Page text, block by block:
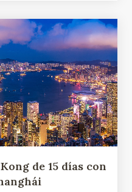
de 15 días con